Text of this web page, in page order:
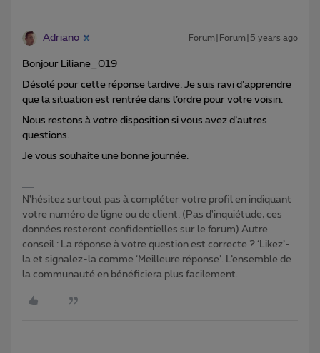
Adriano Forum|Forum|5 years ago
Bonjour Liliane_019
Désolé pour cette réponse tardive. Je suis ravi d’apprendre
que la situation est rentrée dans l’ordre pour votre voisin.
Nous restons à votre disposition si vous avez d’autres
questions.
Je vous souhaite une bonne journée.
N'hésitez surtout pas à compléter votre profil en indiquant
votre numéro de ligne ou de client. (Pas d'inquiétude, ces
données resteront confidentielles sur le forum) Autre
conseil : La réponse à votre question est correcte ? ‘Likez’-
la et signalez-la comme ‘Meilleure réponse’. L’ensemble de
la communauté en bénéficiera plus facilement.